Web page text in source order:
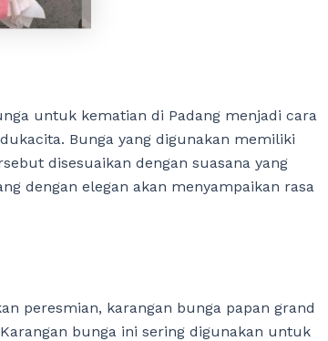
untuk kematian di Padang menjadi cara
Bunga yang digunakan memiliki
disesuaikan dengan suasana yang
dengan elegan akan menyampaikan rasa
peresmian, karangan bunga papan grand
bunga ini sering digunakan untuk